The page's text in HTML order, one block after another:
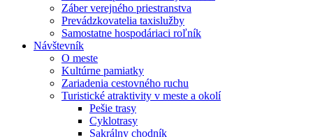
Záber verejného priestranstva
Prevádzkovatelia taxislužby
Samostatne hospodáriaci roľník
Návštevník
O meste
Kultúrne pamiatky
Zariadenia cestovného ruchu
Turistické atraktivity v meste a okolí
Pešie trasy
Cyklotrasy
Sakrálny chodník